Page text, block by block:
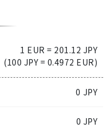
1 EUR = 201.12 JPY
(100 JPY = 0.4972 EUR)
0 JPY
0 JPY